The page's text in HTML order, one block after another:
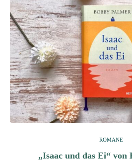
ROMANE
„Isaac und das Ei“ von